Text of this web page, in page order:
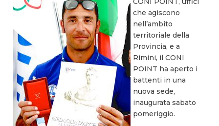
che agiscono
nell’ambito
territoriale della
Provincia, e a
Rimini, il CONI
POINT ha aperto i
battenti in una
nuova sede,
inaugurata sabato
pomeriggio.